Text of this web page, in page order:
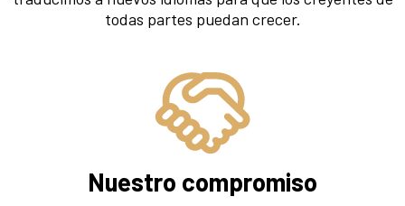
todas partes puedan crecer.
Nuestro compromiso